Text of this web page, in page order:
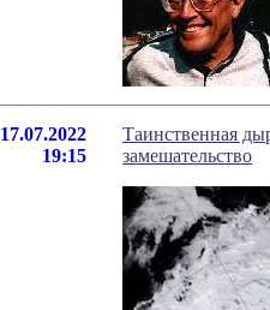
17.07.2022
19:15
Таинственная
замешательство